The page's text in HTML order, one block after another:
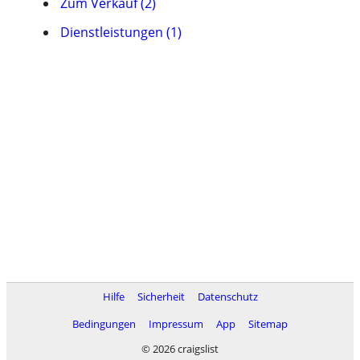
Dienstleistungen (1)
Hilfe Sicherheit
Datenschutz
Bedingungen
Impressum App
Sitemap
© 2026 craigslist